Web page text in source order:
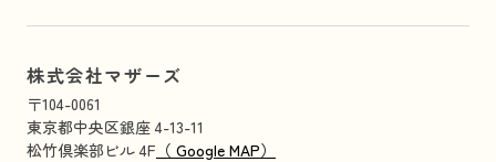
株式会社マザーズ
〒104-0061
東京都中央区銀座 4-13-11
松竹倶楽部ビル 4F （ Google MAP）